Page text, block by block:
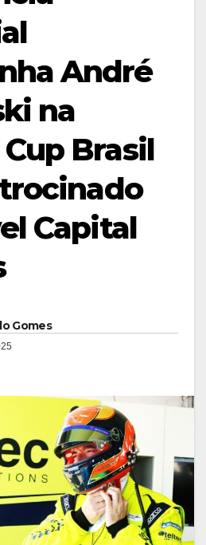
André
na
Brasil
Capital
Gomes